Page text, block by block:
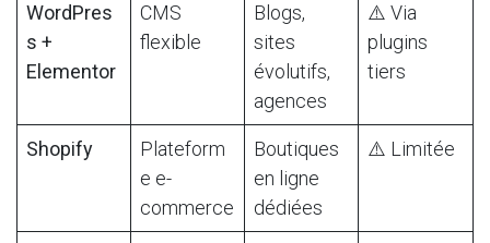
WordPres
s +
Elementor
CMS
flexible
Blogs,
sites
évolutifs,
agences
⚠️ Via
plugins
tiers
Shopify
Plateform
e e-
commerce
Boutiques
en ligne
dédiées
⚠️ Limitée